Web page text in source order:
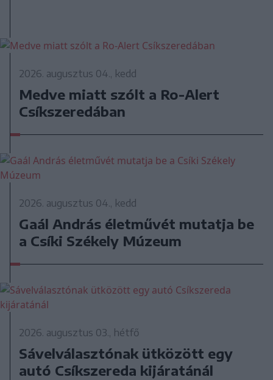
2026. augusztus 04., kedd
Medve miatt szólt a Ro-Alert
Csíkszeredában
2026. augusztus 04., kedd
Gaál András életművét mutatja be
a Csíki Székely Múzeum
2026. augusztus 03., hétfő
Sávelválasztónak ütközött egy
autó Csíkszereda kijáratánál